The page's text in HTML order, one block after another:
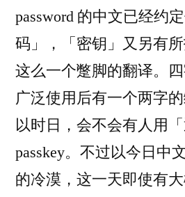
password 的中文已经约
码」，「密钥」又另有
这么一个蹩脚的翻译。
广泛使用后有一个两字
以时日，会不会有人用
passkey。不过以今日中
的冷漠，这一天即使有